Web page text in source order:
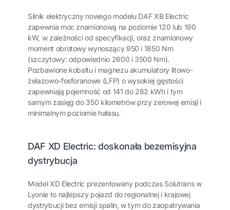
Silnik elektryczny nowego modelu DAF XB Electric
zapewnia moc znamionową na poziomie 120 lub 190
kW, w zależności od specyfikacji, oraz znamionowy
moment obrotowy wynoszący 950 i 1850 Nm
(szczytowy: odpowiednio 2600 i 3500 Nm).
Pozbawione kobaltu i magnezu akumulatory litowo-
żelazowo-fosforanowe (LFP) o wysokiej gęstości
zapewniają pojemność od 141 do 282 kWh i tym
samym zasięg do 350 kilometrów przy zerowej emisji i
minimalnym poziomie hałasu.
DAF XD Electric: doskonała bezemisyjna
dystrybucja
Model XD Electric prezentowany podczas Solutrans w
Lyonie to najlepszy pojazd do regionalnej i krajowej
dystrybucji bez emisji spalin, w tym do zaopatrywania